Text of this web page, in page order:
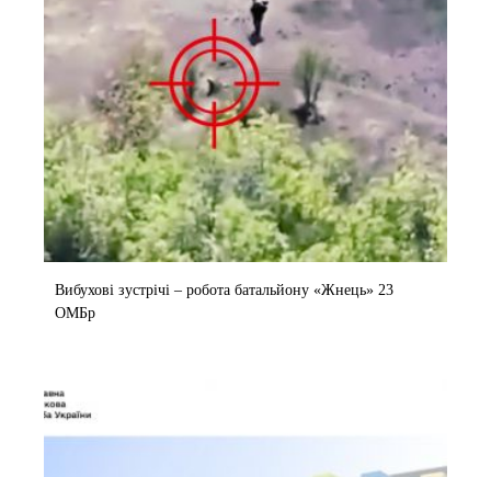
Вибухові зустрічі – робота батальйону «Жнець» 23
ОМБр